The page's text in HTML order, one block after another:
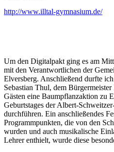
http://www.illtal-gymnasium.de/
Um den Digitalpakt ging es am
mit den Verantwortlichen der
Elversberg. Anschließend durfte
Sebastian Thul, dem
Gästen eine Baumpflanzaktion zu
Geburtstages der Albert-
durchführen. Ein anschließendes
Programmpunkten, die von den
wurden und auch musikalische
Lehrer enthielt, wurde diese